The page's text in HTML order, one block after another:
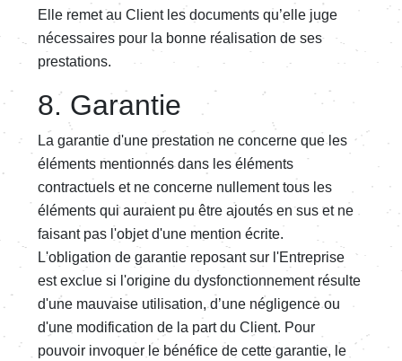
Elle remet au Client les documents qu’elle juge
nécessaires pour la bonne réalisation de ses
prestations.
8. Garantie
La garantie d'une prestation ne concerne que les
éléments mentionnés dans les éléments
contractuels et ne concerne nullement tous les
éléments qui auraient pu être ajoutés en sus et ne
faisant pas l'objet d'une mention écrite.
L'obligation de garantie reposant sur l'Entreprise
est exclue si l'origine du dysfonctionnement résulte
d'une mauvaise utilisation, d’une négligence ou
d'une modification de la part du Client. Pour
pouvoir invoquer le bénéfice de cette garantie, le